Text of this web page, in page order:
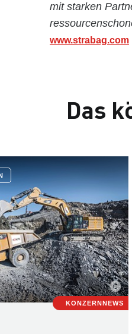
mit starken
www.strabag.com
Das
KONZERNNEWS